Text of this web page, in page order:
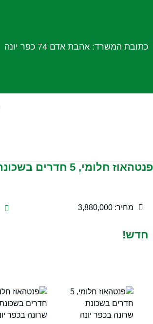
כתובת המשרד: אהבת אדם 74 כפר יונה
פנטהאוז חלומי, 5 חדרים בשכונת שרונה בכפר יונה
מחיר: 3,880,000
חדש!